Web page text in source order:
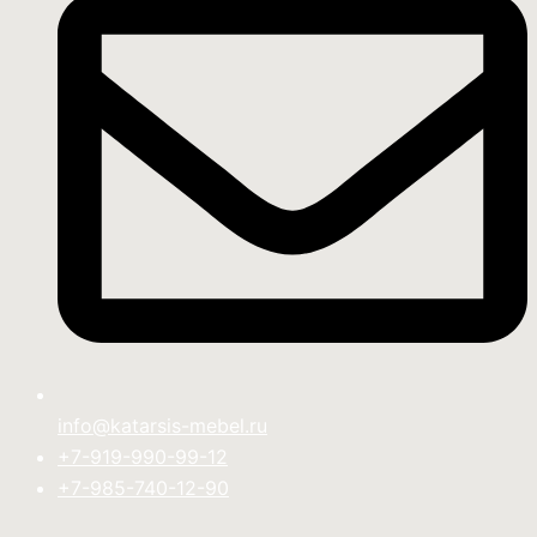
info@katarsis-mebel.ru
+7-919-990-99-12
+7-985-740-12-90